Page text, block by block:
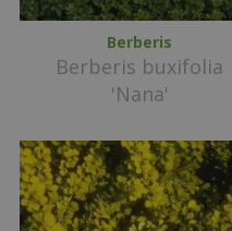
Berberis
Berberis buxifolia
'Nana'